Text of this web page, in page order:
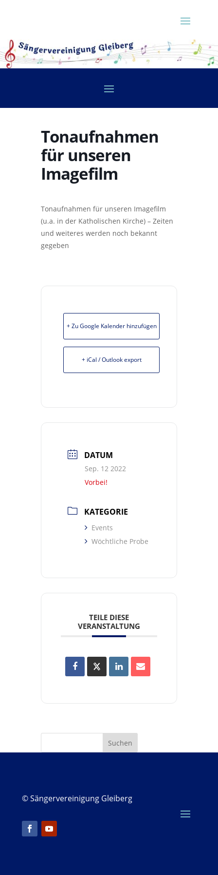
Tonaufnahmen
für unseren
Imagefilm
Tonaufnahmen für unseren Imagefilm
(u.a. in der Katholischen Kirche) – Zeiten
und weiteres werden noch bekannt
gegeben
+ Zu Google Kalender hinzufügen
+ iCal / Outlook export
DATUM
Sep. 12 2022
Vorbei!
KATEGORIE
Events
Wöchtliche Probe
TEILE DIESE
VERANSTALTUNG
© Sängervereinigung Gleiberg